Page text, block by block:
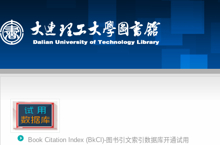
Book Citation Index (BkCI)-图书引文索引数据库开通试用